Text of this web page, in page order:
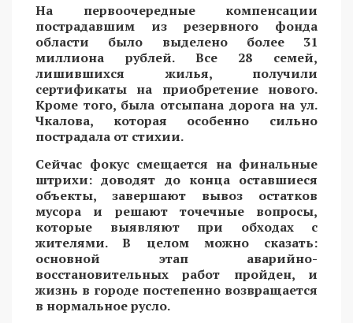
На первоочередные компенсации
пострадавшим из резервного фонда
области было выделено более 31
миллиона рублей. Все 28 семей,
лишившихся жилья, получили
сертификаты на приобретение нового.
Кроме того, была отсыпана дорога на ул.
Чкалова, которая особенно сильно
пострадала от стихии.
Сейчас фокус смещается на финальные
штрихи: доводят до конца оставшиеся
объекты, завершают вывоз остатков
мусора и решают точечные вопросы,
которые выявляют при обходах с
жителями. В целом можно сказать:
основной этап аварийно-
восстановительных работ пройден, и
жизнь в городе постепенно возвращается
в нормальное русло.